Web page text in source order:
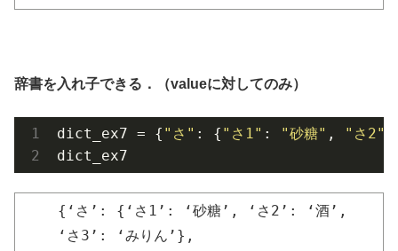
辞書を入れ子できる．（valueに対してのみ）
dict_ex7 = { "さ" : { "さ1" : "砂糖" , "さ2"
dict_ex7
{‘さ’: {‘さ1’: ‘砂糖’, ‘さ2’: ‘酒’,
‘さ3’: ‘みりん’},